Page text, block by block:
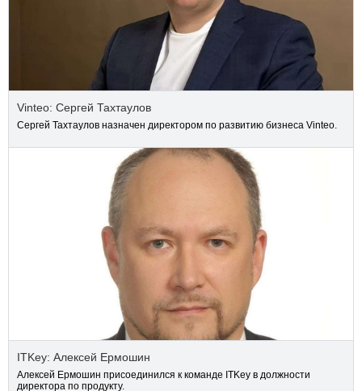
Vinteo: Сергей Тахтаулов
Сергей Тахтаулов назначен директором по развитию бизнеса Vinteo.
ITKey: Алексей Ермошин
Алексей Ермошин присоединился к команде ITKey в должности
директора по продукту.